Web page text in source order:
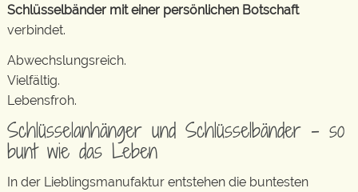
Schlüsselbänder mit einer persönlichen Botschaft
verbindet.
Abwechslungsreich.
Vielfältig.
Lebensfroh.
Schlüsselanhänger und Schlüsselbänder – so
bunt wie das Leben
In der Lieblingsmanufaktur entstehen die buntesten